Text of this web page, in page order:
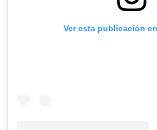
Ver esta publicación